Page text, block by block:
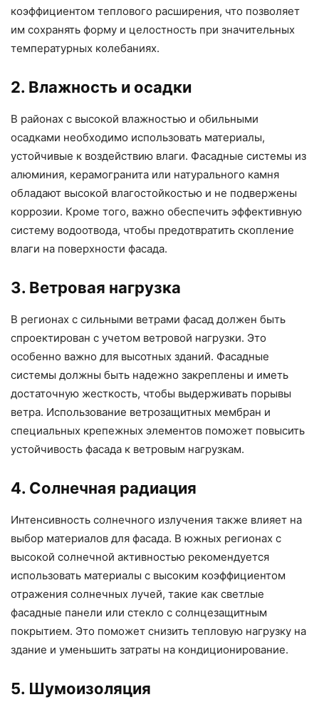
коэффициентом теплового расширения, что позволяет
им сохранять форму и целостность при значительных
температурных колебаниях.
2. Влажность и осадки
В районах с высокой влажностью и обильными
осадками необходимо использовать материалы,
устойчивые к воздействию влаги. Фасадные системы из
алюминия, керамогранита или натурального камня
обладают высокой влагостойкостью и не подвержены
коррозии. Кроме того, важно обеспечить эффективную
систему водоотвода, чтобы предотвратить скопление
влаги на поверхности фасада.
3. Ветровая нагрузка
В регионах с сильными ветрами фасад должен быть
спроектирован с учетом ветровой нагрузки. Это
особенно важно для высотных зданий. Фасадные
системы должны быть надежно закреплены и иметь
достаточную жесткость, чтобы выдерживать порывы
ветра. Использование ветрозащитных мембран и
специальных крепежных элементов поможет повысить
устойчивость фасада к ветровым нагрузкам.
4. Солнечная радиация
Интенсивность солнечного излучения также влияет на
выбор материалов для фасада. В южных регионах с
высокой солнечной активностью рекомендуется
использовать материалы с высоким коэффициентом
отражения солнечных лучей, такие как светлые
фасадные панели или стекло с солнцезащитным
покрытием. Это поможет снизить тепловую нагрузку на
здание и уменьшить затраты на кондиционирование.
5. Шумоизоляция